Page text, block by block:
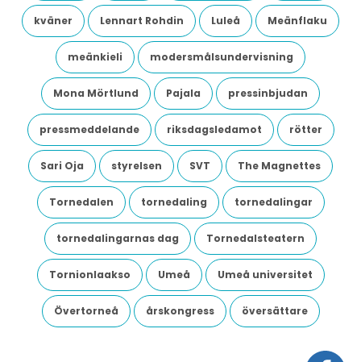
kväner Lennart Rohdin Luleå Meänflaku
meänkieli modersmålsundervisning
Mona Mörtlund Pajala pressinbjudan
pressmeddelande riksdagsledamot rötter
Sari Oja styrelsen SVT The Magnettes
Tornedalen tornedaling tornedalingar
tornedalingarnas dag Tornedalsteatern
Tornionlaakso Umeå Umeå universitet
Övertorneå årskongress översättare